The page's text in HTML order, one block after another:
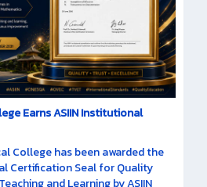
Earns ASIIN Institutional
College has been awarded the
Certification Seal for Quality
and Learning by ASIIN